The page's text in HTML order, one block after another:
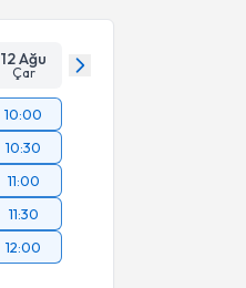
12 Ağu
Çar
10:00
10:30
11:00
11:30
12:00